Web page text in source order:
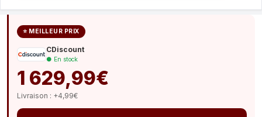
⭐ MEILLEUR PRIX
CDiscount
● En stock
1 629,99€
Livraison : +4,99€